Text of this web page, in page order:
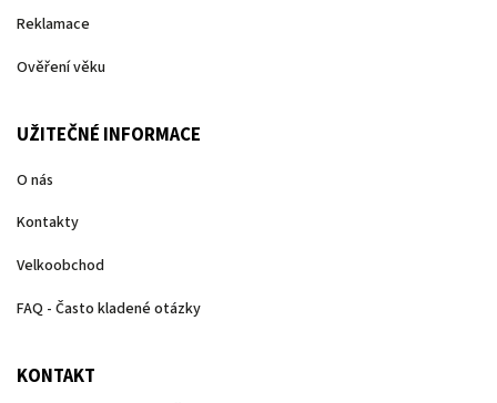
Reklamace
Ověření věku
UŽITEČNÉ INFORMACE
O nás
Kontakty
Velkoobchod
FAQ - Často kladené otázky
KONTAKT